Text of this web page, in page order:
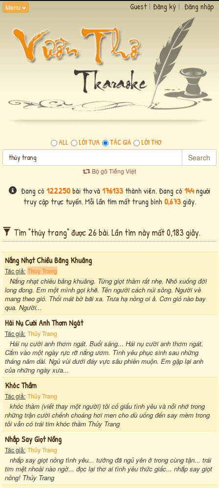
Menu Guest | Đăng ký | Đăng nhập
ALL LỜI TỰA TÁC GIẢ LỜI THƠ
Search
Bộ gõ Tiếng Việt
Đang có 122250bài thơ và 176133 thành viên. Đang có 144người
truy cập trực tuyến. Mỗi lần tìm mất trung bình 0,673giây.
Tìm "thủy trang" được 26 bài. Lần tìm này mất 0,183 giây.
Nắng Nhạt Chiều Bâng Khuâng
Tác giả: Thuy Trang
Nắng nhạt chiều bâng khuâng. Từng giọt thầm rất nhẹ. Nhỏ xuống đời
long đong. Em một mình gọi khẽ. Tên người cách núi sông. Người về
mang theo gió. Thổi mát bờ bãi xa. Trưa hạ nồng oi ả. Cơn gió nào bay
qua. Người...
Hái Nụ Cười Anh Thơm Ngát
Tác giả: Thủy Trang
Hái nụ cười anh thơm ngát. Buổi sáng... Hái nụ cười anh thơm ngát.
Cắm vào một ngày rực rỡ nắng ươm. Tình yêu phục sinh sau những
tháng năm dài. Ngủ vùi dưới đáy vực sâu phiền muộn. Em gặp lại anh
của những ngày xưa...
Khóc Thầm
Tác giả: Thủy Trang
khóc thầm (viết thay một người) tôi cố giấu tình yêu và nỗi nhớ trong
những trận cười chếnh choáng hơi men cho dù uống đến say mèm trong
tôi vẫn có trái tim khóc thầm Thủy Trang
Nhắp Say Giọt Nồng
Tác giả: Thủy Trang
nhắp say giọt nồng tình yêu... tưởng đã ngủ yên ở trong cùng tận... trái
tim mệt nhoài nào ngờ... đọc lại thơ ai tình yêu thức giấc... nhắp say giọt
nồng! Thủy Trang